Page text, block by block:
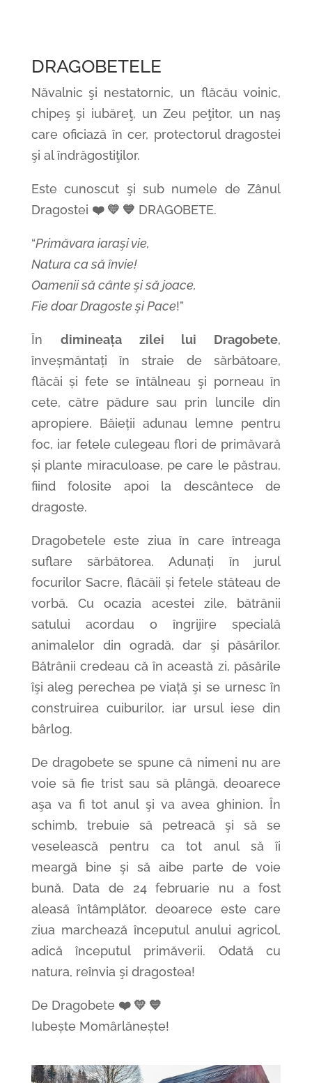
DRAGOBETELE
Năvalnic şi nestatornic, un flăcău voinic,
chipeş şi iubăreţ, un Zeu peţitor, un naş
care oficiază în cer, protectorul dragostei
şi al îndrăgostiţilor.
Este cunoscut şi sub numele de Zânul
Dragostei ❤️ 💛 💙 DRAGOBETE.
“Primăvara iaraşi vie,
Natura ca să învie!
Oamenii să cânte şi să joace,
Fie doar Dragoste şi Pace!”
În dimineața zilei lui Dragobete,
înveșmântați în straie de sărbătoare,
flăcăi și fete se întâlneau şi porneau în
cete, către pădure sau prin luncile din
apropiere. Băieții adunau lemne pentru
foc, iar fetele culegeau flori de primăvară
și plante miraculoase, pe care le păstrau,
fiind folosite apoi la descântece de
dragoste.
Dragobetele este ziua în care întreaga
suflare sărbătorea. Adunați în jurul
focurilor Sacre, flăcăii și fetele stăteau de
vorbă. Cu ocazia acestei zile, bătrânii
satului acordau o îngrijire specială
animalelor din ogradă, dar şi păsărilor.
Bătrânii credeau că în această zi, păsările
îşi aleg perechea pe viață şi se urnesc în
construirea cuiburilor, iar ursul iese din
bârlog.
De dragobete se spune că nimeni nu are
voie să fie trist sau să plângă, deoarece
aşa va fi tot anul şi va avea ghinion. În
schimb, trebuie să petreacă şi să se
veselească pentru ca tot anul să îi
meargă bine şi să aibe parte de voie
bună. Data de 24 februarie nu a fost
aleasă întâmplător, deoarece este care
ziua marchează începutul anului agricol,
adică începutul primăverii. Odată cu
natura, reînvia şi dragostea!
De Dragobete ❤️ 💛 💙
Iubește Momârlănește!